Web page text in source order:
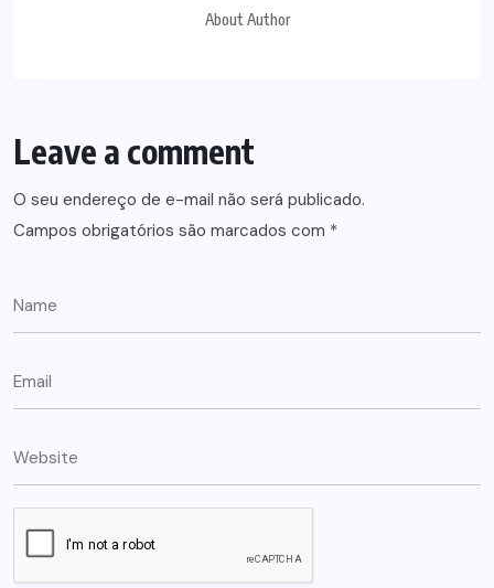
About Author
Leave a comment
O seu endereço de e-mail não será publicado.
Campos obrigatórios são marcados com *